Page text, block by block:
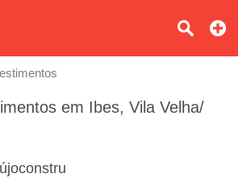
em Ibes, Vila Velha/